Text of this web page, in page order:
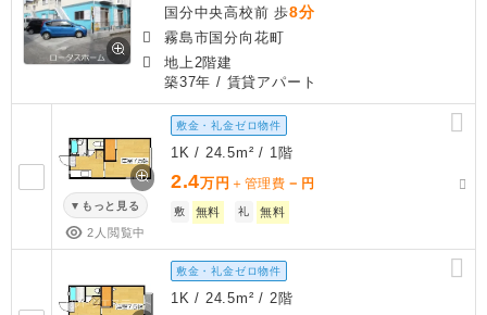
国分中央高校前 歩8分
霧島市国分向花町
地上2階建
築37年 / 賃貸アパート
もっと見る
2人閲覧中
敷金・礼金ゼロ物件
1K / 24.5m² / 1階
2.4万円 ＋管理費 － 円
敷 無料 礼 無料
敷金・礼金ゼロ物件
1K / 24.5m² / 2階